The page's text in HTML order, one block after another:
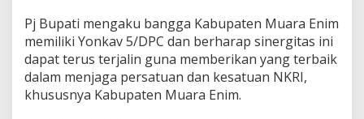
p
h
i
b
i
d
Pj Bupati mengaku bangga Kabupaten Muara Enim
memiliki Yonkav 5/DPC dan berharap sinergitas ini
dapat terus terjalin guna memberikan yang terbaik
dalam menjaga persatuan dan kesatuan NKRI,
khususnya Kabupaten Muara Enim.